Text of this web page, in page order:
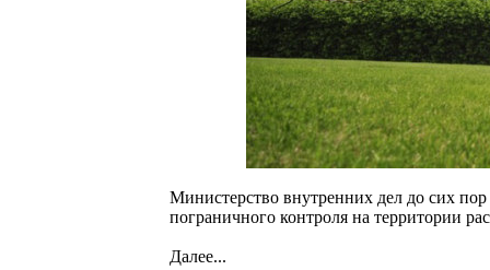
Министерство внутренних дел до сих
пограничного контроля на территории
Далее...